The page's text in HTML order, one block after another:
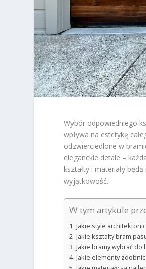
Wybór odpowiedniego
wpływa na estetykę
odzwierciedlone w
eleganckie detale –
kształty i materiały
wyjątkowość.
W tym artykule
Jakie style
Jakie kształty bram
Jakie bramy wybrać
Jakie elementy